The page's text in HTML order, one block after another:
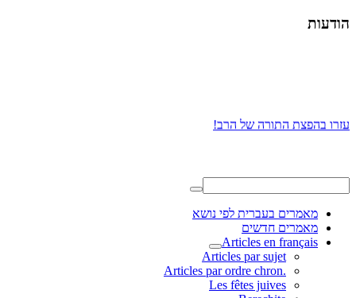
הודעות
עזרו בהפצת התורה של הרב!
מאמרים בעברית לפי נושא
מאמרים חדשים
Articles en français
Articles par sujet
.Articles par ordre chron
Les fêtes juives